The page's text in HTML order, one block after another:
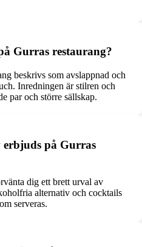
Gurras restaurang?
beskrivs som avslappnad och
Inredningen är stilren och
par och större sällskap.
på Gurras
dig ett brett urval av
alternativ och cocktails
serveras.